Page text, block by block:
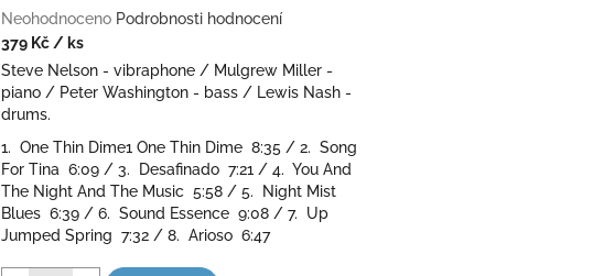
Průměrné
hodnocení
produktu
0,0
5
hvězdiček.
Neohodnoceno Podrobnosti hodnocení
379 Kč / ks
Měrná
cena:
Steve Nelson - vibraphone / Mulgrew Miller -
piano / Peter Washington - bass / Lewis Nash -
drums.
1. One Thin Dime1 One Thin Dime 8:35 / 2. Song
For Tina 6:09 / 3. Desafinado 7:21 / 4. You And
The Night And The Music 5:58 / 5. Night Mist
Blues 6:39 / 6. Sound Essence 9:08 / 7. Up
Jumped Spring 7:32 / 8. Arioso 6:47